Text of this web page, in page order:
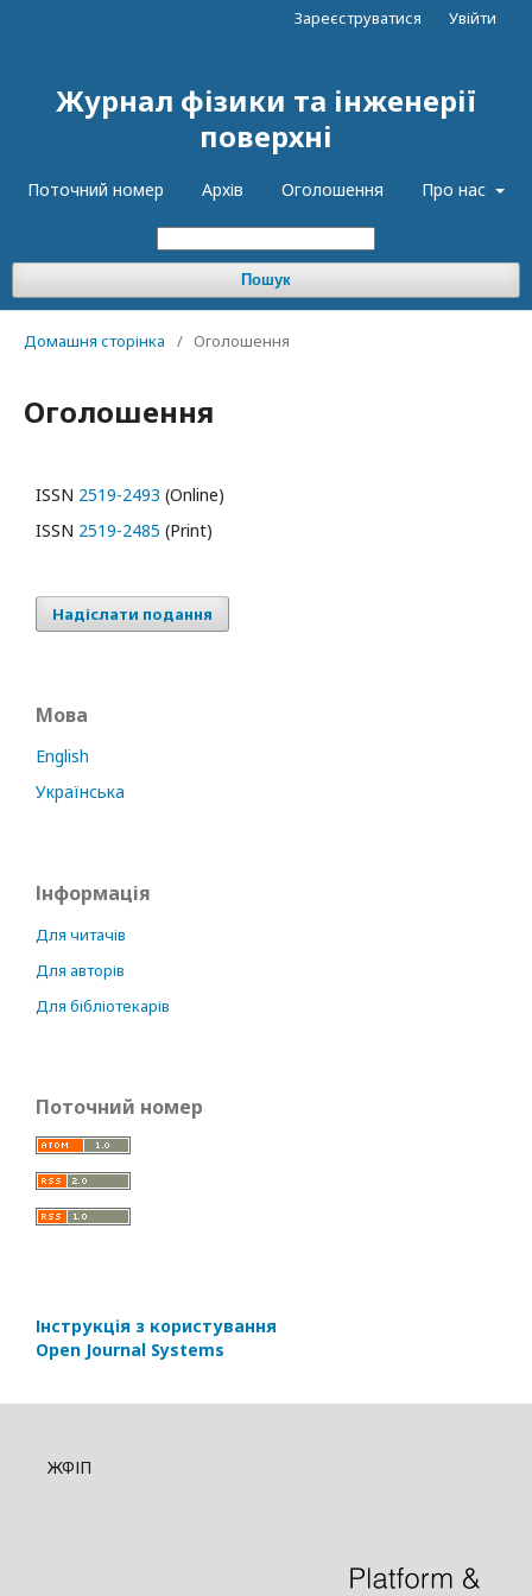
Журнал фізики та інженерії
поверхні
Поточний номер Архів Оголошення Про нас
Пошук
Зареєструватися Увійти
Домашня сторінка / Оголошення
Оголошення
ISSN 2519-2493 (Online)
ISSN 2519-2485 (Print)
Надіслати подання
Мова
English
Українська
Інформація
Для читачів
Для авторів
Для бібліотекарів
Поточний номер
Інструкція з користування
Open Journal Systems
ЖФІП